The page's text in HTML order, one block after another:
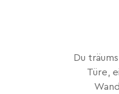
Du
Türe,